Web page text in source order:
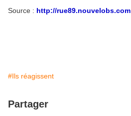
Source : http://rue89.nouvelobs.com
#Ils réagissent
Partager